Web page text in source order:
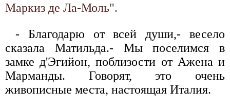
Маркиз де Ла-Моль".
- Благодарю от всей души,- весело
сказала Матильда.- Мы поселимся в
замке д'Эгийон, поблизости от Ажена и
Марманды. Говорят, это очень
живописные места, настоящая Италия.